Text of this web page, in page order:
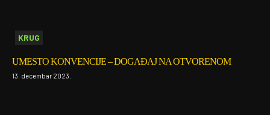
KRUG
UMESTO KONVENCIJE – DOGAĐAJ NA OTVORENOM
13. decembar 2023.